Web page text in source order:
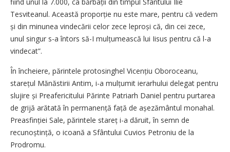
Tesviteanul. Această proporție nu este mare, pentru că vedem
și din minunea vindecării celor zece leproși că, din cei zece,
unul singur s-a întors să-I mul­țumească lui Iisus pentru că l-a
vindecat”.
În încheiere, părintele protosinghel Vicențiu Oboroceanu,
starețul Mănăstirii Antim, i-a mulțumit ierarhului delegat pentru
slujire și Preafericitului Părinte Patriarh Daniel pentru purtarea
de grijă arătată în permanență față de așezământul monahal.
Preasfinției Sale, părintele stareț i-a dăruit, în semn de
recunoș­tință, o icoană a Sfântului Cuvios Petroniu de la
Prodromu.